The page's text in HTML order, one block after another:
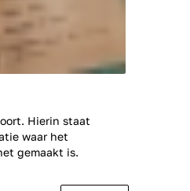
Hierin staat
waar het
gemaakt is.